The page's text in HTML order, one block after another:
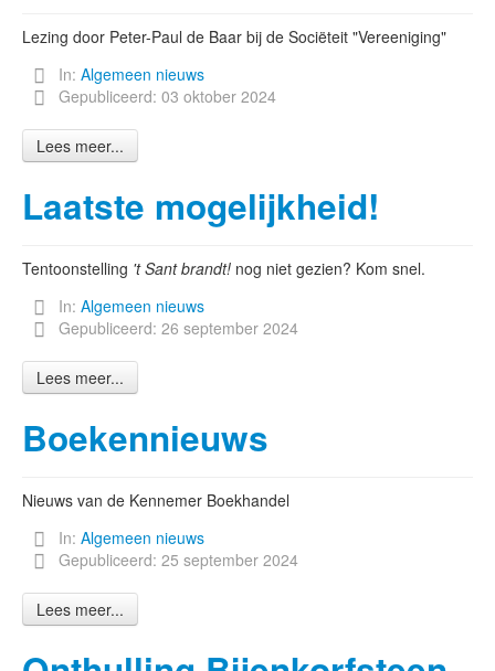
Lezing door Peter-Paul de Baar bij de Sociëteit "Vereeniging"
In: Algemeen nieuws
Gepubliceerd: 03 oktober 2024
Lees meer...
Laatste mogelijkheid!
Tentoonstelling 't Sant brandt! nog niet gezien? Kom snel.
In: Algemeen nieuws
Gepubliceerd: 26 september 2024
Lees meer...
Boekennieuws
Nieuws van de Kennemer Boekhandel
In: Algemeen nieuws
Gepubliceerd: 25 september 2024
Lees meer...